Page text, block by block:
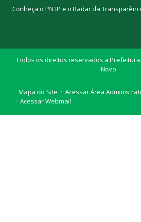
Conheça o PNTP e o Radar da
Todos os direitos reservados a Prefeitura
Novo.
Mapa do Site
Acessar Área
Acessar Webmail